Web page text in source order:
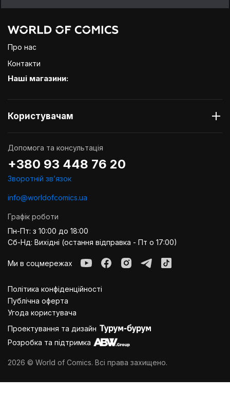
Про нас
Контакти
Наші магазини:
Користувачам
Допомога та консультація
+380 93 448 76 20
Зворотній звʼязок
info@worldofcomics.ua
Графік роботи
Пн-Пт: з 10:00 до 18:00
Сб-Нд: Вихідні (остання відправка - Пт о 17:00)
Ми в соцмережах
Політика конфіденційності
Публiчна оферта
Угода користувача
Проектування та дизайн
Розробка та підтримка
2026 © World of Comics. Всі права захищено.